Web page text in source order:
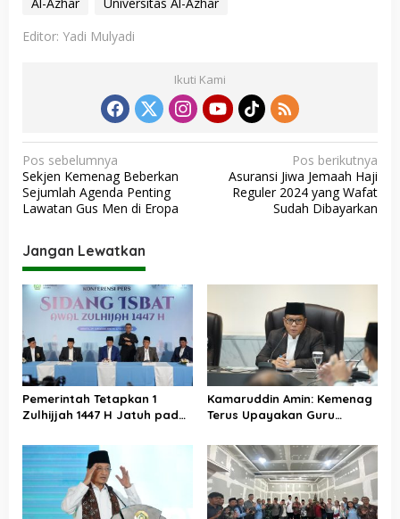
Editor: Yadi Mulyadi
Ikuti Kami
N
a
v
g
a
i
p
o
s
Pos sebelumnya
Sekjen Kemenag Beberkan
Sejumlah Agenda Penting
Lawatan Gus Men di Eropa
Pos berikutnya
Asuransi Jiwa Jemaah Haji
Reguler 2024 yang Wafat
Sudah Dibayarkan
Jangan Lewatkan
Pemerintah Tetapkan 1
Zulhijjah 1447 H Jatuh pada
Kamaruddin Amin: Kemenag
Terus Upayakan Guru
Diangkat PPPK